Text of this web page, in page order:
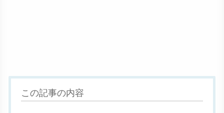
この記事の内容